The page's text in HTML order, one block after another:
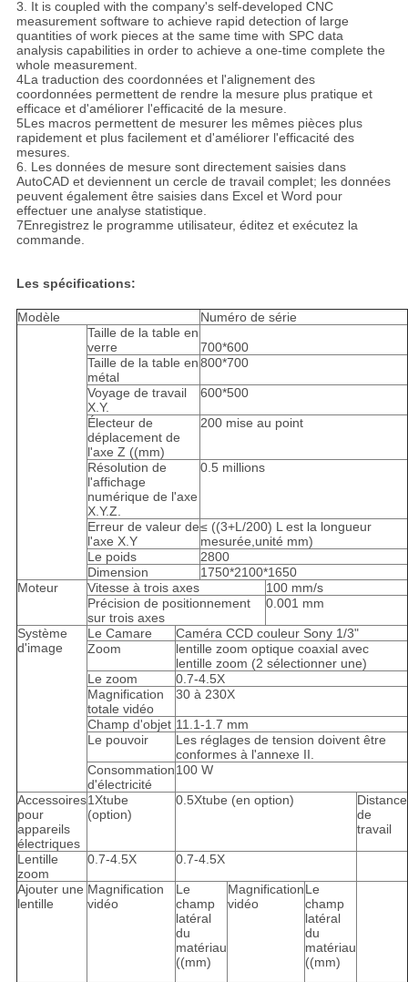
3. It is coupled with the company's self-developed CNC
measurement software to achieve rapid detection of large
quantities of work pieces at the same time with SPC data
analysis capabilities in order to achieve a one-time complete the
whole measurement.
4La traduction des coordonnées et l'alignement des
coordonnées permettent de rendre la mesure plus pratique et
efficace et d'améliorer l'efficacité de la mesure.
5Les macros permettent de mesurer les mêmes pièces plus
rapidement et plus facilement et d'améliorer l'efficacité des
mesures.
6. Les données de mesure sont directement saisies dans
AutoCAD et deviennent un cercle de travail complet; les données
peuvent également être saisies dans Excel et Word pour
effectuer une analyse statistique.
7Enregistrez le programme utilisateur, éditez et exécutez la
commande.
Les spécifications:
Modèle
Numéro de série
Taille de la table en
verre
700*600
Taille de la table en
métal
800*700
Voyage de travail
X.Y.
600*500
Électeur de
déplacement de
l'axe Z ((mm)
200 mise au point
Résolution de
l'affichage
numérique de l'axe
X.Y.Z.
0.5 millions
Erreur de valeur de
l'axe X.Y
≤ ((3+L/200) L est la longueur
mesurée,unité mm)
Le poids
2800
Dimension
1750*2100*1650
Moteur
Vitesse à trois axes
100 mm/s
Précision de positionnement
sur trois axes
0.001 mm
Système
d'image
Le Camare
Caméra CCD couleur Sony 1/3"
Zoom
lentille zoom optique coaxial avec
lentille zoom (2 sélectionner une)
Le zoom
0.7-4.5X
Magnification
totale vidéo
30 à 230X
Champ d'objet 11.1-1.7 mm
Le pouvoir
Les réglages de tension doivent être
conformes à l'annexe II.
Consommation
d'électricité
100 W
Accessoires
pour
appareils
électriques
1Xtube
(option)
0.5Xtube (en option)
Distance
de
travail
Lentille
zoom
0.7-4.5X 0.7-4.5X
Ajouter une
lentille
Magnification
vidéo
Le
champ
latéral
du
matériau
((mm)
Magnification
vidéo
Le
champ
latéral
du
matériau
((mm)